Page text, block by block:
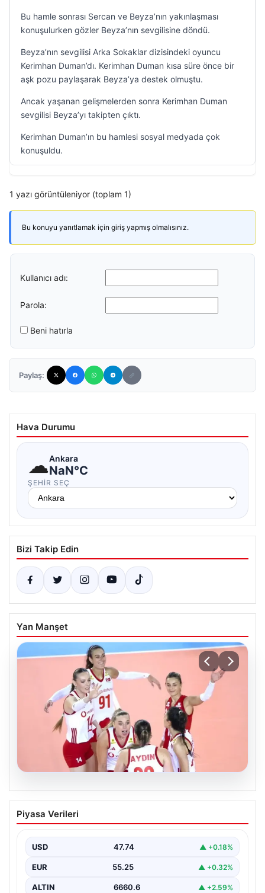
Bu hamle sonrası Sercan ve Beyza’nın yakınlaşması
konuşulurken gözler Beyza’nın sevgilisine döndü.
Beyza’nın sevgilisi Arka Sokaklar dizisindeki oyuncu
Kerimhan Duman’dı. Kerimhan Duman kısa süre önce bir
aşk pozu paylaşarak Beyza’ya destek olmuştu.
Ancak yaşanan gelişmelerden sonra Kerimhan Duman
sevgilisi Beyza’yı takipten çıktı.
Kerimhan Duman’ın bu hamlesi sosyal medyada çok
konuşuldu.
1 yazı görüntüleniyor (toplam 1)
Bu konuyu yanıtlamak için giriş yapmış olmalısınız.
Kullanıcı adı:
Parola:
Beni hatırla
Paylaş:
Hava Durumu
☁Ankara
NaN°C
ŞEHIR SEÇ
Bizi Takip Edin
Yan Manşet
07.08.2026
Filenin Sultanları, Fransa’yı Yenilmez
Serisini Sürdürüyor
öncesinde yaptığı hazırlık maçlarında gösterdiği üstün
performansla…
Piyasa Verileri
USD 47.74 ▲ +0.18%
EUR 55.25 ▲ +0.32%
ALTIN 6660.6 ▲ +2.59%